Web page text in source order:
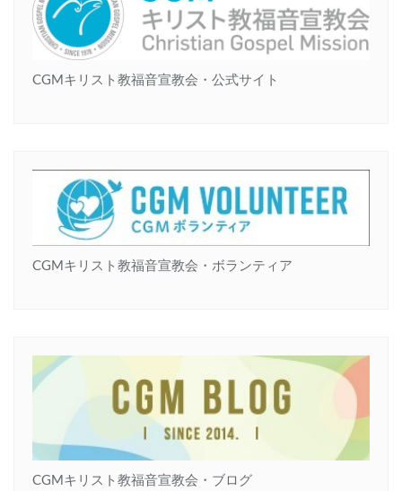
CGMキリスト教福音宣教会・公式サイト
CGMキリスト教福音宣教会・ボランティア
CGMキリスト教福音宣教会・ブログ